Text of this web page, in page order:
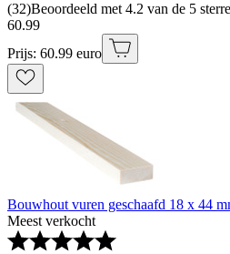
(32)Beoordeeld met 4.2 van de 5
60.99
Prijs: 60.99 euro
Bouwhout vuren geschaafd 18 x 44
Meest verkocht